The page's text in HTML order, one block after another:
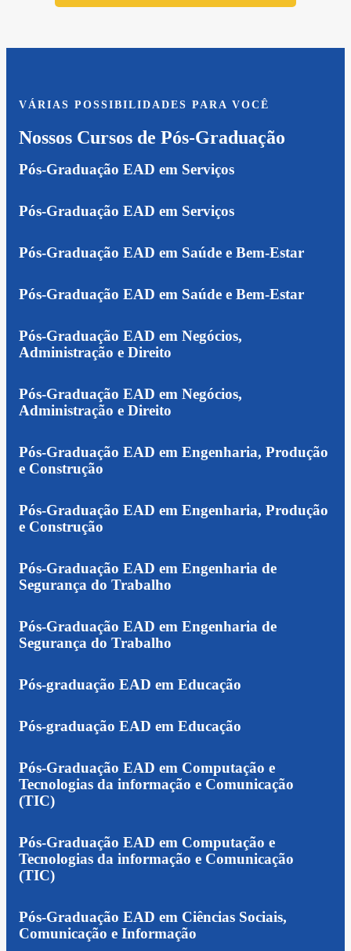
VÁRIAS POSSIBILIDADES PARA VOCÊ
Nossos Cursos de Pós-Graduação
Pós-Graduação EAD em Serviços
Pós-Graduação EAD em Serviços
Pós-Graduação EAD em Saúde e Bem-Estar
Pós-Graduação EAD em Saúde e Bem-Estar
Pós-Graduação EAD em Negócios,
Administração e Direito
Pós-Graduação EAD em Negócios,
Administração e Direito
Pós-Graduação EAD em Engenharia, Produção
e Construção
Pós-Graduação EAD em Engenharia, Produção
e Construção
Pós-Graduação EAD em Engenharia de
Segurança do Trabalho
Pós-Graduação EAD em Engenharia de
Segurança do Trabalho
Pós-graduação EAD em Educação
Pós-graduação EAD em Educação
Pós-Graduação EAD em Computação e
Tecnologias da informação e Comunicação
(TIC)
Pós-Graduação EAD em Computação e
Tecnologias da informação e Comunicação
(TIC)
Pós-Graduação EAD em Ciências Sociais,
Comunicação e Informação